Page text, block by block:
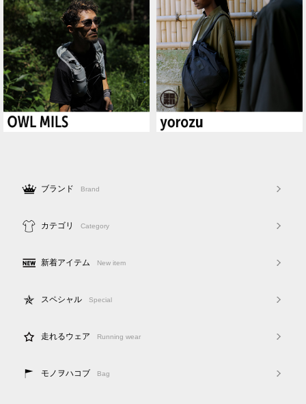
ブランド Brand
カテゴリ Category
新着アイテム New item
スペシャル Special
走れるウェア Running wear
モノヲハコブ Bag